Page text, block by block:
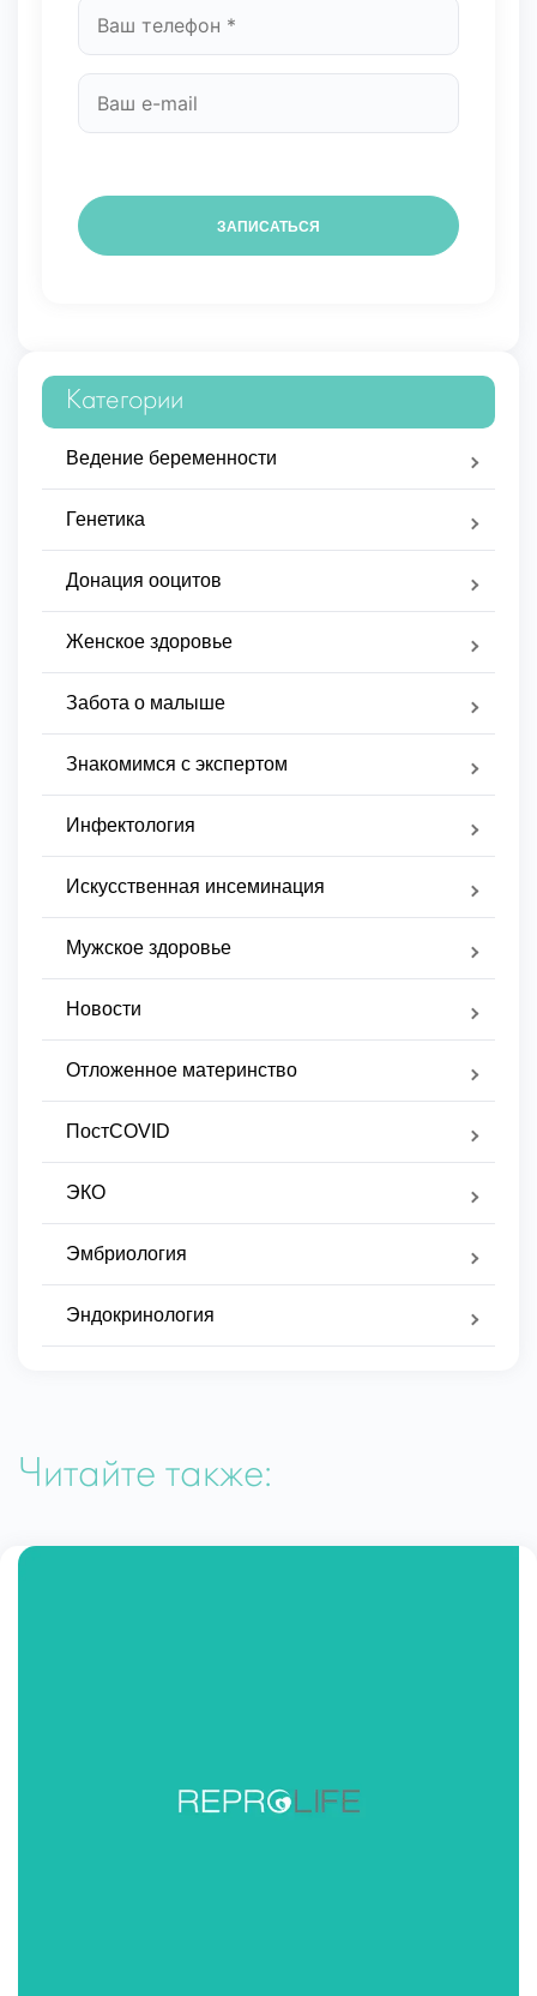
Категории
Ведение беременности
Генетика
Донация ооцитов
Женское здоровье
Забота о малыше
Знакомимся с экспертом
Инфектология
Искусственная инсеминация
Мужское здоровье
Новости
Отложенное материнство
ПостCOVID
ЭКО
Эмбриология
Эндокринология
Читайте также: